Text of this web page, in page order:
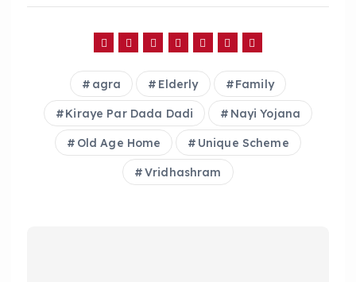
c
o
o
k
a
ts
A
p
p
a
re
agra Elderly Family
Kiraye Par Dada Dadi Nayi Yojana
Old Age Home Unique Scheme
Vridhashram